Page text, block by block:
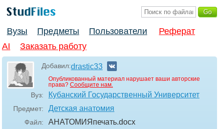
Вузы Предметы Пользователи
Реферат
AI
Заказать работу
Добавил:drastic33
Опубликованный материал нарушает ваши авторские
права? Сообщите нам.
Вуз: Кубанский Государственный Университет
Предмет: Детская анатомия
Файл: АНАТОМИЯпечать.docx